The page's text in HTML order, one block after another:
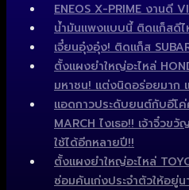
ENEOS X-PRIME งานดี
น้ำมันแพงแบบนี้ ติดแก็สดี
เจี๋ยนอุ๋งอุ๋ง! ติดแก็ส
ตั้งแผงยำใหญ่อะไหล่
มหาชน! แต่งนิดอร่อยมาก
แอดกาวประดับยนต์กับอีโค่
MARCH ไงเธอ!! เจ้าจิ๋ว
ใช้ได้อีกหลายปี!!
ตั้งแผงยำใหญ่อะไหล่
ซ่อมคันเก่งประจำตัวให้อยู่